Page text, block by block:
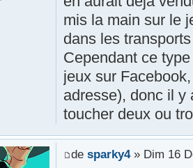
mis la main sur le
dans les
Cependant ce
jeux sur
adresse), donc il y
toucher deux ou
de sparky4» Dim 16